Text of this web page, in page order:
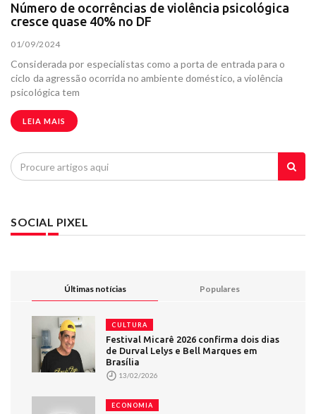
Número de ocorrências de violência psicológica
cresce quase 40% no DF
01/09/2024
Considerada por especialistas como a porta de entrada para o
ciclo da agressão ocorrida no ambiente doméstico, a violência
psicológica tem
LEIA MAIS
SOCIAL PIXEL
Últimas notícias Populares
CULTURA
Festival Micarê 2026 confirma dois dias
de Durval Lelys e Bell Marques em
Brasília
13/02/2026
ECONOMIA